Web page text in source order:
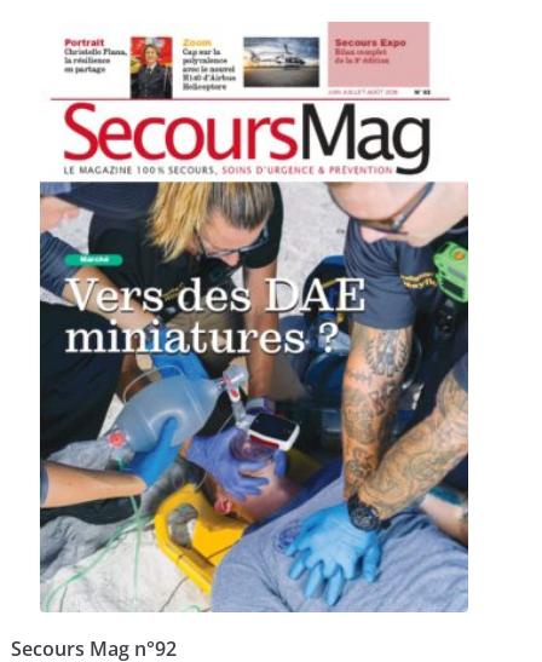
Secours Mag n°92